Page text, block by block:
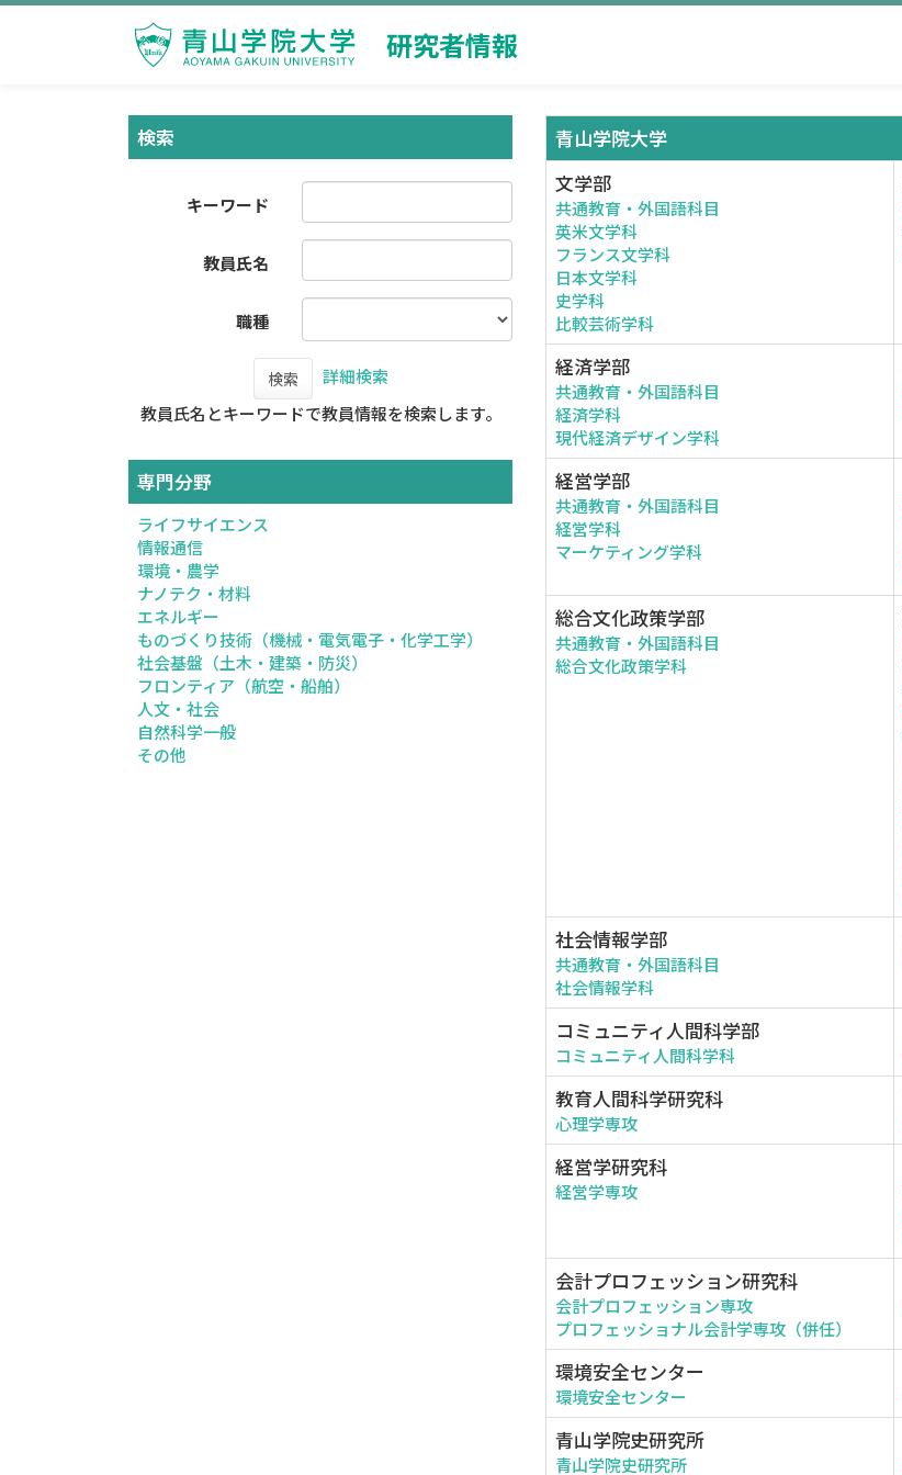
研究者情報
検索
キーワード
教員氏名
職種
検索
詳細検索
教員氏名とキーワードで教員情報を検索します。
専門分野
ライフサイエンス
情報通信
環境・農学
ナノテク・材料
エネルギー
ものづくり技術（機械・電気電子・化学工学）
社会基盤（土木・建築・防災）
フロンティア（航空・船舶）
人文・社会
自然科学一般
その他
青山学院大学
文学部
共通教育・外国語科目
英米文学科
フランス文学科
日本文学科
史学科
比較芸術学科
経済学部
共通教育・外国語科目
経済学科
現代経済デザイン学科
経営学部
共通教育・外国語科目
経営学科
マーケティング学科
総合文化政策学部
共通教育・外国語科目
総合文化政策学科
社会情報学部
共通教育・外国語科目
社会情報学科
コミュニティ人間科学部
コミュニティ人間科学科
教育人間科学研究科
心理学専攻
経営学研究科
経営学専攻
会計プロフェッション研究科
会計プロフェッション専攻
プロフェッショナル会計学専攻（併任）
環境安全センター
環境安全センター
青山学院史研究所
青山学院史研究所